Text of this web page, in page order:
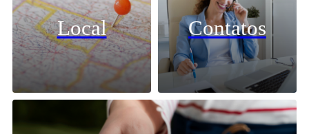
Local Contatos